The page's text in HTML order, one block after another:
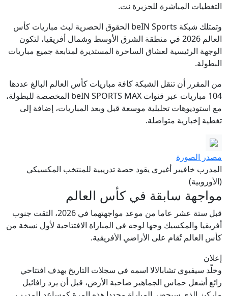
التغطيات المباشرة للجزيرة نت.
وتمتلك شبكة beIN Sports الحقوق الحصرية لبث مباريات كأس
العالم 2026 في منطقة الشرق الأوسط وشمال أفريقيا، لتكون
الوجهة الرئيسية لعشاق الساحرة المستديرة لمتابعة جميع مباريات
البطولة.
من المقرر أن تنقل الشبكة كافة مباريات كأس العالم البالغ عددها
104 مباريات عبر قنوات beIN SPORTS MAX المخصصة للبطولة،
مع استوديوهات تحليلية موسعة قبل وبعد المباريات، إضافة إلى
تغطية إخبارية متواصلة.
مصدر الصورة
المدرب خافيير أغيري يقود حصة تدريبية للمنتخب المكسيكي
(الأوروبية)
مواجهة سابقة في كأس العالم
قبل ستة عشر عاما من موعد مواجهتهما في 2026، التقت جنوب
أفريقيا والمكسيك وجها لوجه في المباراة الافتتاحية لأول نسخة من
كأس العالم تُقام على الأراضي الأفريقية.
إعلان
وخلّد سيفيوي تشابالالا اسمه في سجلات التاريخ بهدف افتتاحي
رائع أشعل حماس الجماهير صاحبة الأرض، قبل أن يرد رافائيل